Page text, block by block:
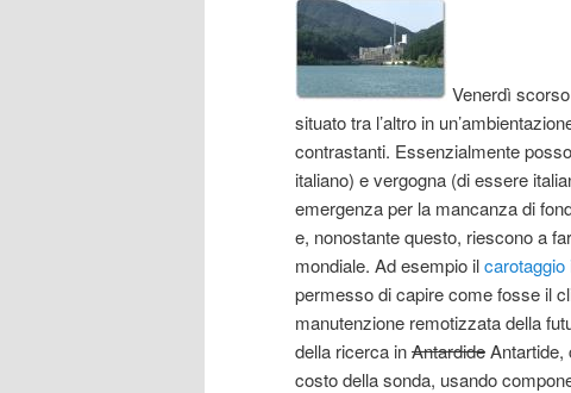
Venerdì
situato tra l’altro in
contrastanti. Essenzialmente
italiano) e vergogna (di essere
emergenza per la mancanza di
e, nonostante questo, riescono a
mondiale. Ad esempio ilcarotaggio
permesso di capire come fosse il
manutenzione remotizzata della
della ricerca inAntardideAntartide,
costo della sonda, usando